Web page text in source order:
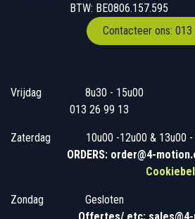
BTW:
Contacteer ons:
Vrijdag
​8u30 -
013 26 99 13
Zaterdag
​10u00 -12u00
ORDERS: order@4-
Zondag
​​Gesloten